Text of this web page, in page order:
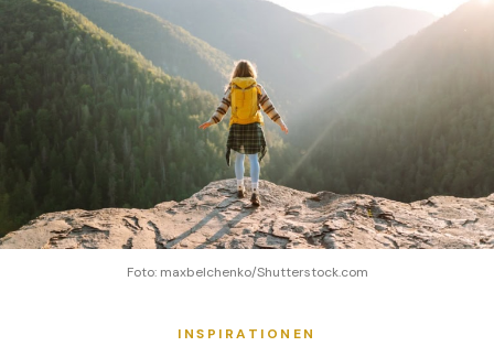
Foto: maxbelchenko/Shutterstock.com
INSPIRATIONEN